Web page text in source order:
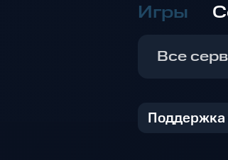
Игры
Все
Поддержка